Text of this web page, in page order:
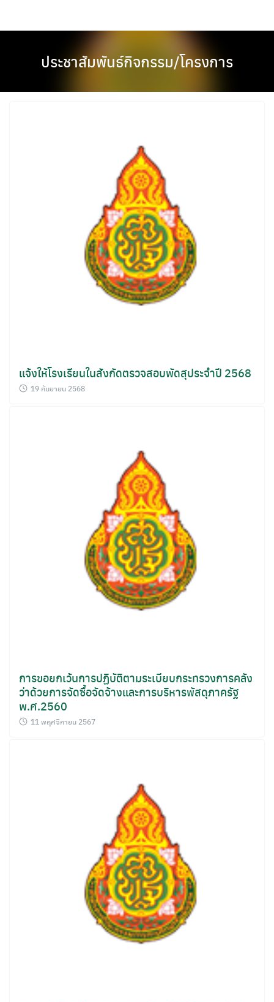
content
ประชาสัมพันธ์กิจกรรม/โครงการ
แจ้งให้โรงเรียนในสังกัดตรวจสอบพัดสุประจำปี 2568
19 กันยายน 2568
การขอยกเว้นการปฏิบัติตามระเบียบกระทรวงการคลัง
ว่าด้วยการจัดซื้อจัดจ้างและการบริหารพัสดุภาครัฐ
พ.ศ.2560
11 พฤศจิกายน 2567